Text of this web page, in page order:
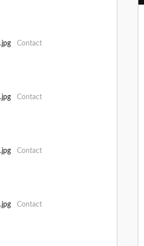
Contact
Contact
Contact
Contact